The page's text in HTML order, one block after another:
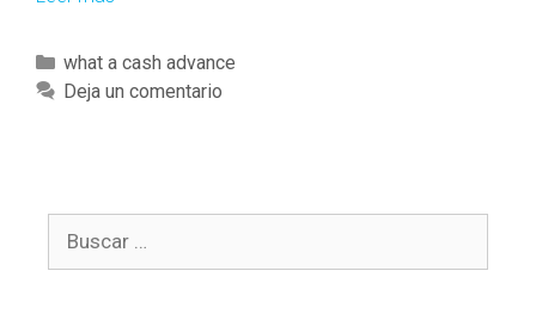
o
t
C
a
r
í
what a cash advance
Deja un comentario